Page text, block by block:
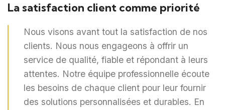
La satisfaction client comme priorité
Nous visons avant tout la satisfaction de nos
clients. Nous nous engageons à offrir un
service de qualité, fiable et répondant à leurs
attentes. Notre équipe professionnelle écoute
les besoins de chaque client pour leur fournir
des solutions personnalisées et durables. En